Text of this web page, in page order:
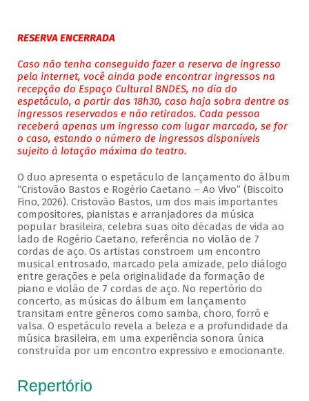
RESERVA ENCERRADA
Caso não tenha conseguido fazer a reserva de ingresso
pela internet, você ainda pode encontrar ingressos na
recepção do Espaço Cultural BNDES, no dia do
espetáculo, a partir das 18h30, caso haja sobra dentre os
ingressos reservados e não retirados. Cada pessoa
receberá apenas um ingresso com lugar marcado, se for
o caso, estando o número de ingressos disponíveis
sujeito à lotação máxima do teatro.
O duo apresenta o espetáculo de lançamento do álbum
“Cristovão Bastos e Rogério Caetano – Ao Vivo” (Biscoito
Fino, 2026). Cristovão Bastos, um dos mais importantes
compositores, pianistas e arranjadores da música
popular brasileira, celebra suas oito décadas de vida ao
lado de Rogério Caetano, referência no violão de 7
cordas de aço. Os artistas constroem um encontro
musical entrosado, marcado pela amizade, pelo diálogo
entre gerações e pela originalidade da formação de
piano e violão de 7 cordas de aço. No repertório do
concerto, as músicas do álbum em lançamento
transitam entre gêneros como samba, choro, forró e
valsa. O espetáculo revela a beleza e a profundidade da
música brasileira, em uma experiência sonora única
construída por um encontro expressivo e emocionante.
Repertório